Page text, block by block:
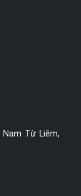
Từ Liêm,